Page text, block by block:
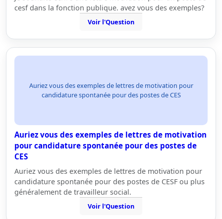
cesf dans la fonction publique. avez vous des exemples?
Voir l'Question
Auriez vous des exemples de lettres de motivation pour
candidature spontanée pour des postes de CES
Auriez vous des exemples de lettres de motivation
pour candidature spontanée pour des postes de
CES
Auriez vous des exemples de lettres de motivation pour
candidature spontanée pour des postes de CESF ou plus
généralement de travailleur social.
Voir l'Question